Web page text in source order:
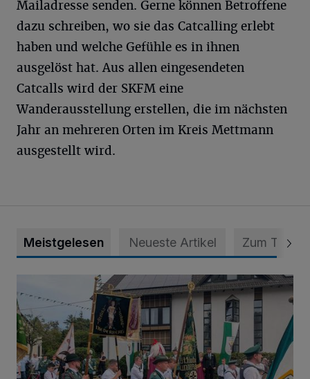
Mailadresse senden. Gerne können Betroffene
dazu schreiben, wo sie das Catcalling erlebt
haben und welche Gefühle es in ihnen
ausgelöst hat. Aus allen eingesendeten
Catcalls wird der SKFM eine
Wanderausstellung erstellen, die im nächsten
Jahr an mehreren Orten im Kreis Mettmann
ausgestellt wird.
Meistgelesen Neueste Artikel Zum Thema
Nach der Parade folgt Montag das Königsschießen